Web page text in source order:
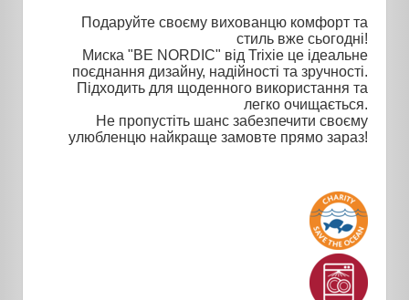
Подаруйте своєму вихованцю комфорт та
стиль вже сьогодні!
Миска "BE NORDIC" від Trixie це ідеальне
поєднання дизайну, надійності та зручності.
Підходить для щоденного використання та
легко очищається.
Не пропустіть шанс забезпечити своєму
улюбленцю найкраще замовте прямо зараз!